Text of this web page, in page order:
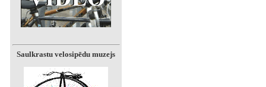
Saulkrastu velosipēdu muzejs